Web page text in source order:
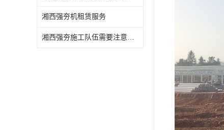
湘西强夯机租赁服务
湘西强夯施工队伍需要注意事项